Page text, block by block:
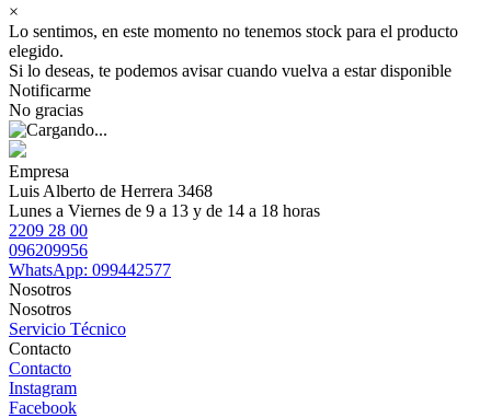
×
Lo sentimos, en este momento no tenemos stock para el producto
elegido.
Si lo deseas, te podemos avisar cuando vuelva a estar disponible
Notificarme
No gracias
Empresa
Luis Alberto de Herrera 3468
Lunes a Viernes de 9 a 13 y de 14 a 18 horas
2209 28 00
096209956
WhatsApp: 099442577
Nosotros
Nosotros
Servicio Técnico
Contacto
Contacto
Instagram
Facebook